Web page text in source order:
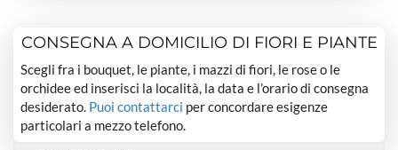
CONSEGNA A DOMICILIO DI FIORI E PIANTE
Scegli fra i bouquet, le piante, i mazzi di fiori, le rose o le
orchidee ed inserisci la località, la data e l’orario di consegna
desiderato. Puoi contattarci per concordare esigenze
particolari a mezzo telefono.